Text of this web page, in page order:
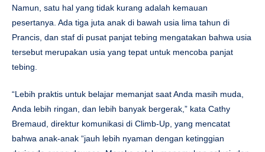
‌Namun, satu hal yang tidak kurang adalah kemauan
pesertanya. ‌Ada tiga juta anak di bawah usia lima tahun di
Prancis, dan staf di pusat panjat tebing mengatakan bahwa usia
tersebut merupakan usia yang tepat untuk mencoba panjat
tebing.
“Lebih praktis untuk belajar memanjat saat Anda masih muda,
Anda lebih ringan, dan lebih banyak bergerak,” kata Cathy
Bremaud, direktur komunikasi di Climb-Up, yang mencatat
bahwa anak-anak “jauh lebih nyaman dengan ketinggian